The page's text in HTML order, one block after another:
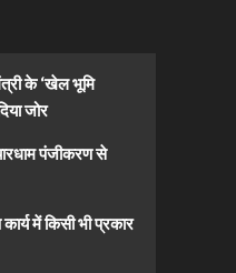
के ‘खेल भूमि
जोर
पंजीकरण से
में किसी भी प्रकार